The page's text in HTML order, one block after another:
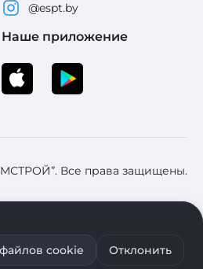
@espt.by
Наше приложение
Все права защищены.
исполнительный комитет 31
соответствующими настройками
cookie Отклонить